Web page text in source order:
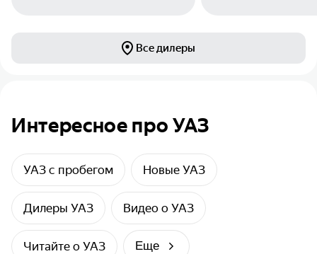
Все дилеры
Интересное про УАЗ
УАЗ с пробегом Новые УАЗ
Дилеры УАЗ Видео о УАЗ
Читайте о УАЗ Еще